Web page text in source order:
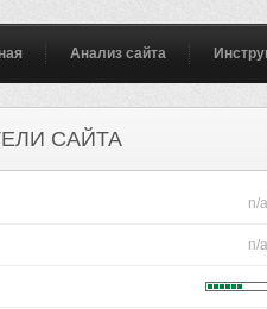
Анализ сайта
САЙТА
n/a
n/a